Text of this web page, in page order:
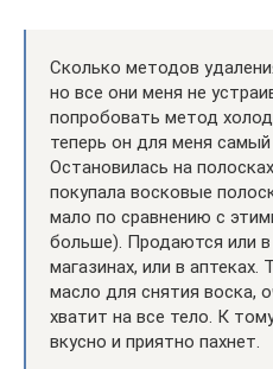
Сколько методов
но все они меня не
попробовать метод
теперь он для меня
Остановилась на
покупала восковые
мало по сравнению с
больше). Продаются или
магазинах, или в аптеках.
масло для снятия воска,
хватит на все тело. К
вкусно и приятно пахнет.